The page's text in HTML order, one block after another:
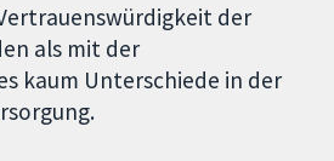
der
als mit der
kaum Unterschiede in der